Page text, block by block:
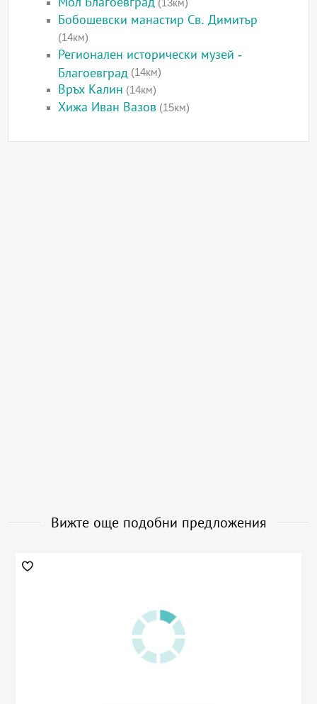
(13км)
Бобошевски манастир Св. Димитър
(14км)
Регионален исторически музей -
Благоевград (14км)
Връх Калин (14км)
Хижа Иван Вазов (15км)
Вижте още подобни предложения